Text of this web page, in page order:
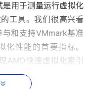
用于测量运行虚拟化
工具。我们很高兴看
和支持VMmark基准
性能的首要指标。
AMD快速虚拟化索引
及其价值。"